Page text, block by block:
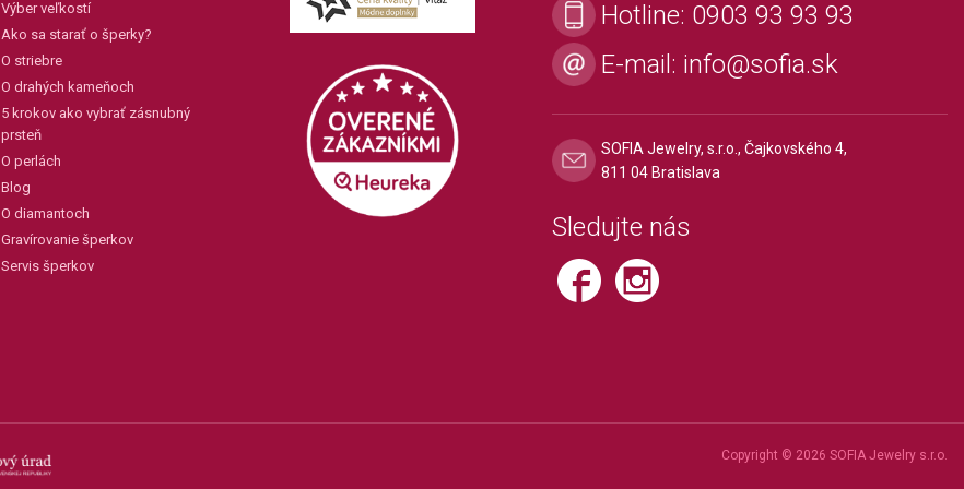
Výber veľkostí
Ako sa starať o šperky?
O striebre
O drahých kameňoch
5 krokov ako vybrať zásnubný
prsteň
O perlách
Blog
O diamantoch
Gravírovanie šperkov
Servis šperkov
Hotline: 0903 93 93 93
E-mail: info@sofia.sk
SOFIA Jewelry, s.r.o., Čajkovského 4,
811 04 Bratislava
Sledujte nás
Copyright © 2026 SOFIA Jewelry s.r.o.